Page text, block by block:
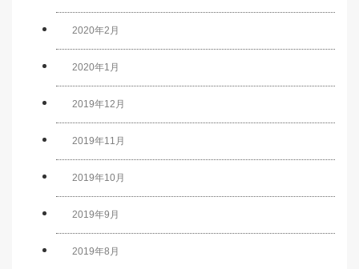
2020年2月
2020年1月
2019年12月
2019年11月
2019年10月
2019年9月
2019年8月